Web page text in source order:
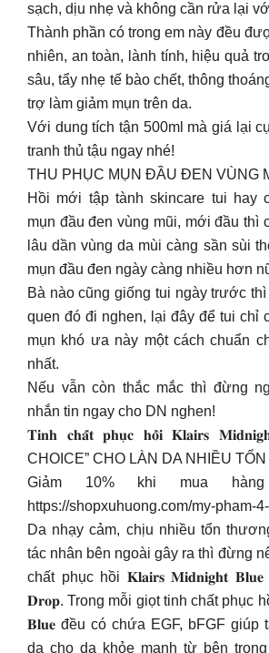
sạch, dịu nhẹ và không cần rửa lại
Thành phần có trong em này đều
nhiên, an toàn, lành tính, hiệu quả
sâu, tẩy nhẹ tế bào chết, thông
trợ làm giảm mụn trên da.
Với dung tích tận 500ml mà giá lại
tranh thủ tậu ngay nhé!
THU PHỤC MỤN ĐẦU ĐEN VÙNG
Hồi mới tập tành skincare tui hay
mụn đầu đen vùng mũi, mới đầu thì
lâu dần vùng da mùi càng sần sùi
mụn đầu đen ngày càng nhiều hơn
Bà nào cũng giống tui ngày trước
quen đó đi nghen, lại đây để tui chỉ
mụn khó ưa này một cách chuẩn
nhất.
Nếu vẫn còn thắc mắc thì đừng
nhắn tin ngay cho DN nghen!
𝐓𝐢𝐧𝐡 𝐜𝐡𝐚̂́𝐭 𝐩𝐡𝐮̣𝐜 𝐡𝐨̂̀𝐢 𝐊𝐥𝐚𝐢𝐫𝐬
CHOICE” CHO LÀN DA NHIỀU
Giảm 10% khi mua
https://shopxuhuong.com/my-pham-
Da nhạy cảm, chịu nhiều tổn
tác nhân bên ngoài gây ra thì đừng
chất phục hồi 𝐊𝐥𝐚𝐢𝐫𝐬 𝐌𝐢𝐝𝐧𝐢𝐠𝐡𝐭 𝐁𝐥𝐮𝐞
𝐃𝐫𝐨𝐩. Trong mỗi giọt tinh chất phục
𝐁𝐥𝐮𝐞 đều có chứa EGF, bFGF giúp
da cho da khỏe mạnh từ bên